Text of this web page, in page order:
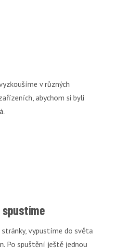
v různých
abychom si byli
vypustíme do světa
Po spuštění ještě jednou